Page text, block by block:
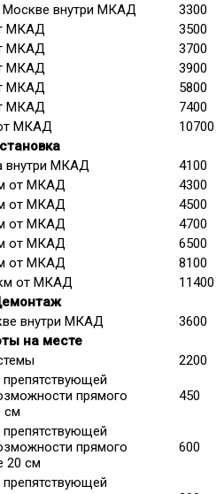
Москве внутри МКАД
3300
МКАД
3500
МКАД
3700
МКАД
3900
МКАД
5800
МКАД
7400
МКАД
10700
внутри МКАД
4100
от МКАД
4300
от МКАД
4500
от МКАД
4700
от МКАД
6500
от МКАД
8100
от МКАД
11400
внутри МКАД
3600
на месте
2200
прямого
см
450
прямого
20 см
600